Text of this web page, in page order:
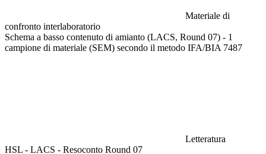
Materiale di
confronto interlaboratorio
Schema a basso contenuto di amianto (LACS, Round 07) - 1
campione di materiale (SEM) secondo il metodo IFA/BIA 7487
Letteratura
HSL - LACS - Resoconto Round 07